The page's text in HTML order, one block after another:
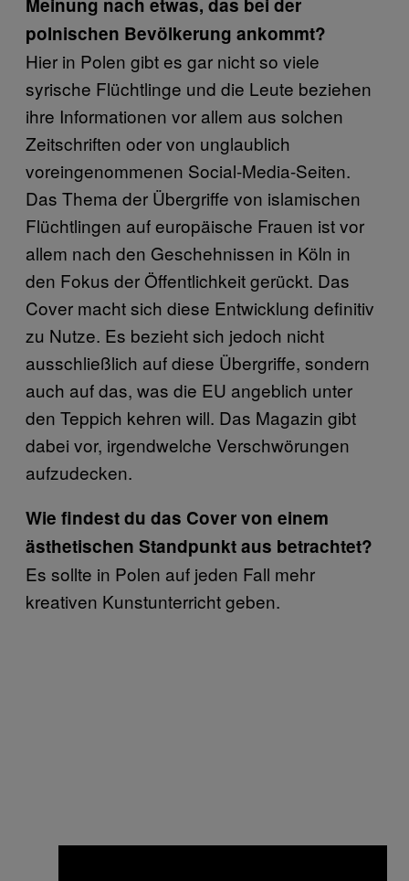
polnischen Bevölkerung ankommt?
Hier in Polen gibt es gar nicht so viele
syrische Flüchtlinge und die Leute beziehen
ihre Informationen vor allem aus solchen
Zeitschriften oder von unglaublich
voreingenommenen Social-Media-Seiten.
Das Thema der Übergriffe von islamischen
Flüchtlingen auf europäische Frauen ist vor
allem nach den Geschehnissen in Köln in
den Fokus der Öffentlichkeit gerückt. Das
Cover macht sich diese Entwicklung definitiv
zu Nutze. Es bezieht sich jedoch nicht
ausschließlich auf diese Übergriffe, sondern
auch auf das, was die EU angeblich unter
den Teppich kehren will. Das Magazin gibt
dabei vor, irgendwelche Verschwörungen
aufzudecken.
Wie findest du das Cover von einem
ästhetischen Standpunkt aus betrachtet?
Es sollte in Polen auf jeden Fall mehr
kreativen Kunstunterricht geben.